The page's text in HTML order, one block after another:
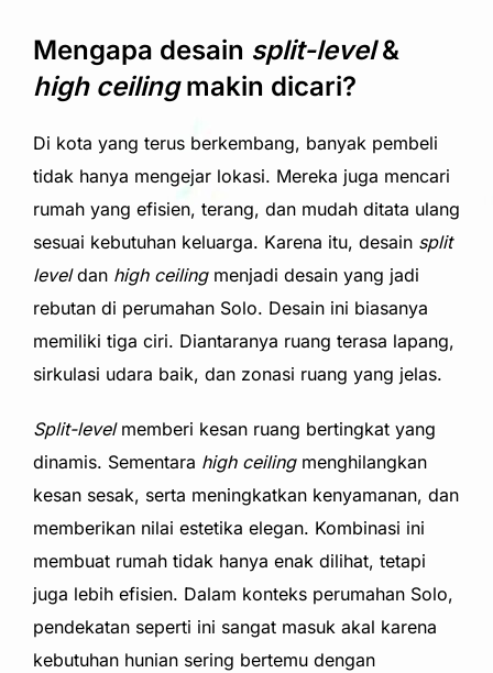
Mengapa desain split-level&
high ceilingmakin dicari?
Di kota yang terus berkembang, banyak pembeli
tidak hanya mengejar lokasi. Mereka juga mencari
rumah yang efisien, terang, dan mudah ditata ulang
sesuai kebutuhan keluarga. Karena itu, desain split
leveldan high ceilingmenjadi desain yang jadi
rebutan di perumahan Solo. Desain ini biasanya
memiliki tiga ciri. Diantaranya ruang terasa lapang,
sirkulasi udara baik, dan zonasi ruang yang jelas.
Split-levelmemberi kesan ruang bertingkat yang
dinamis. Sementara high ceilingmenghilangkan
kesan sesak, serta meningkatkan kenyamanan, dan
memberikan nilai estetika elegan. Kombinasi ini
membuat rumah tidak hanya enak dilihat, tetapi
juga lebih efisien. Dalam konteks perumahan Solo,
pendekatan seperti ini sangat masuk akal karena
kebutuhan hunian sering bertemu dengan